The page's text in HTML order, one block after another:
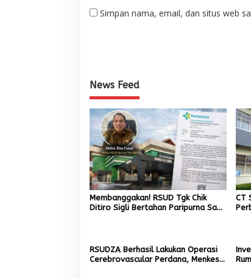
Simpan nama, email, dan situs web
News Feed
Membanggakan! RSUD Tgk Chik
Ditiro Sigli Bertahan Paripurna Saat
CT
RSUDZA Berhasil Lakukan Operasi
Cerebrovascular Perdana, Menkes